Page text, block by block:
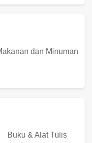
dan Minuman
Buku & Alat Tulis